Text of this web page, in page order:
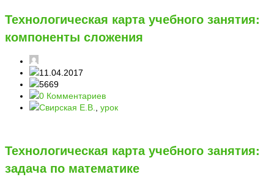
Технологическая карта учебного занятия:
компоненты сложения
11.04.2017
5669
0 Комментариев
Свирская Е.В.
урок
Технологическая карта учебного занятия:
задача по математике